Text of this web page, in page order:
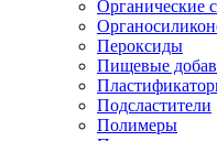
Органические
Пероксиды
Пищевые
Подсластители
Полимеры